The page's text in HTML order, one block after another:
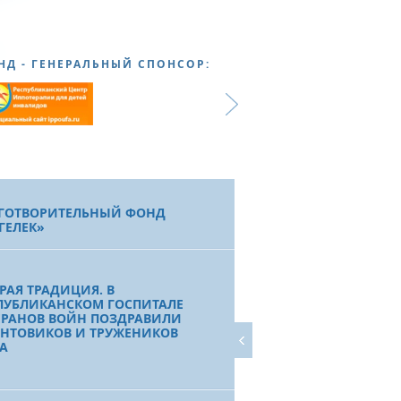
- ГЕНЕРАЛЬНЫЙ СПОНСОР:
ФОНД
ТРАДИЦИЯ. В
ГОСПИТАЛЕ
ВОЙН ПОЗДРАВИЛИ
И ТРУЖЕНИКОВ